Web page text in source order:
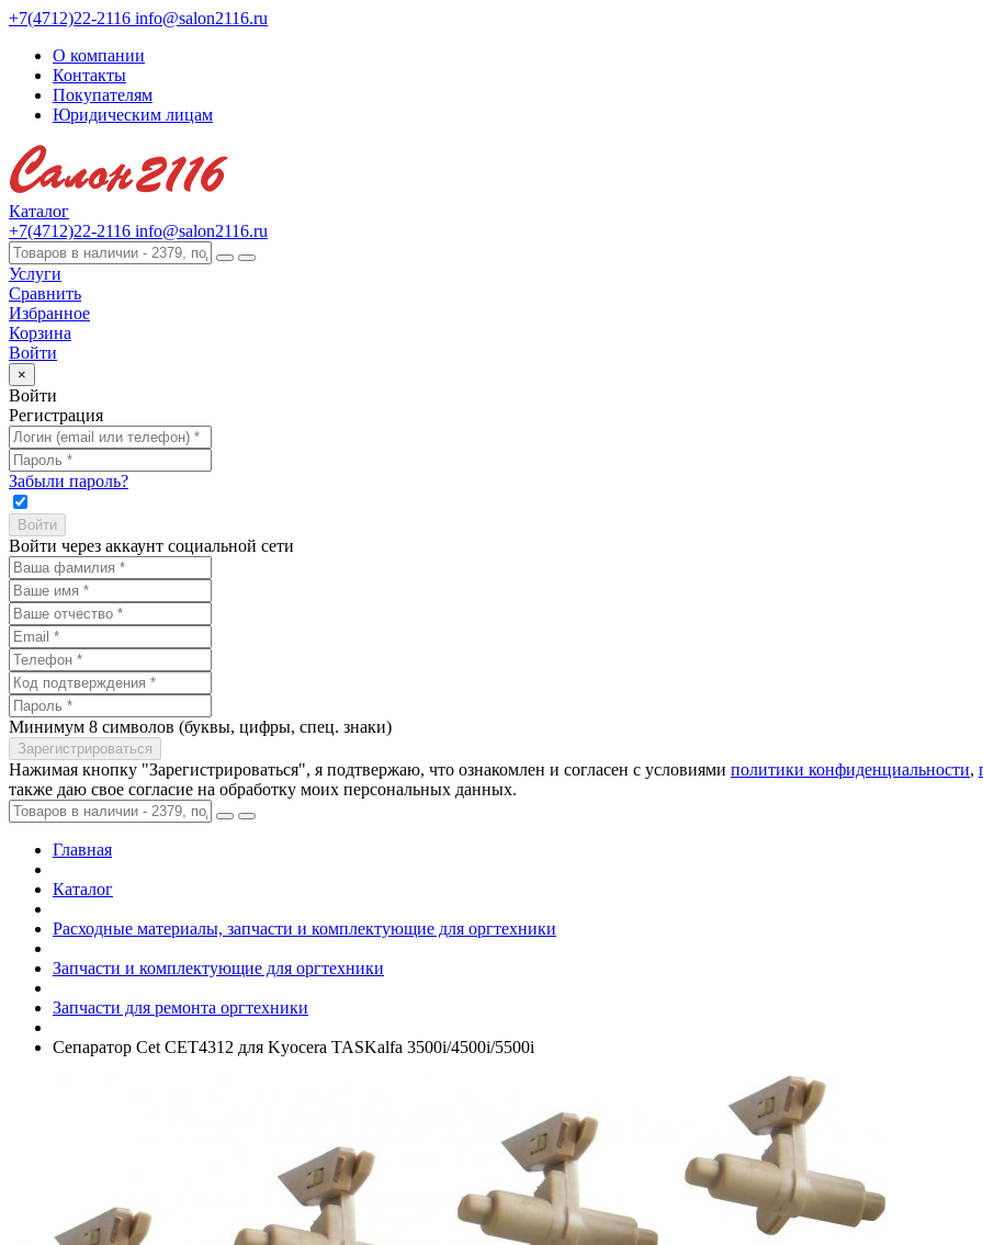
+7(4712)22-2116 info@salon2116.ru
О компании
Контакты
Покупателям
Юридическим лицам
Каталог
+7(4712)22-2116 info@salon2116.ru
Услуги
Сравнить
Избранное
Корзина
Войти
×
Войти
Регистрация
Забыли пароль?
Войти через аккаунт социальной сети
Минимум 8 символов (буквы, цифры, спец. знаки)
Нажимая кнопку "Зарегистрироваться", я подтвержаю, что ознакомлен и согласен с условиями политики конфиденциальности,
также даю свое согласие на обработку моих персональных данных.
Главная
Каталог
Расходные материалы, запчасти и комплектующие для оргтехники
Запчасти и комплектующие для оргтехники
Запчасти для ремонта оргтехники
Сепаратор Cet CET4312 для Kyocera TASKalfa 3500i/­4500i/­5500i